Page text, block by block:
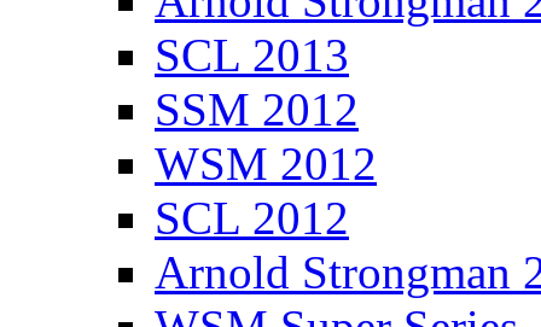
SCL 2013
SSM 2012
WSM 2012
SCL 2012
Arnold Strongman